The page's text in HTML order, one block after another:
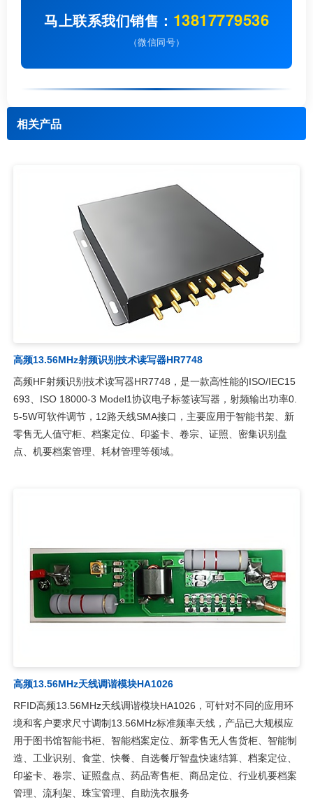
马上联系我们销售： 13817779536
（微信同号）
相关产品
高频13.56MHz射频识别技术读写器HR7748
高频HF射频识别技术读写器HR7748，是一款高性能的ISO/IEC15
693、ISO 18000-3 Model1协议电子标签读写器，射频输出功率0.
5-5W可软件调节，12路天线SMA接口，主要应用于智能书架、新
零售无人值守柜、档案定位、印鉴卡、卷宗、证照、密集识别盘
点、机要档案管理、耗材管理等领域。
高频13.56MHz天线调谐模块HA1026
RFID高频13.56MHz天线调谐模块HA1026，可针对不同的应用环
境和客户要求尺寸调制13.56MHz标准频率天线，产品已大规模应
用于图书馆智能书柜、智能档案定位、新零售无人售货柜、智能制
造、工业识别、食堂、快餐、自选餐厅智盘快速结算、档案定位、
印鉴卡、卷宗、证照盘点、药品寄售柜、商品定位、行业机要档案
管理、流利架、珠宝管理、自助洗衣服务